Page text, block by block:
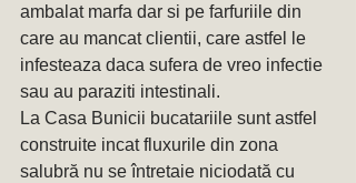
ambalat marfa dar si pe farfuriile din
care au mancat clientii, care astfel le
infesteaza daca sufera de vreo infectie
sau au paraziti intestinali.
La Casa Bunicii bucatariile sunt astfel
construite incat fluxurile din zona
salubră nu se întretaie niciodată cu